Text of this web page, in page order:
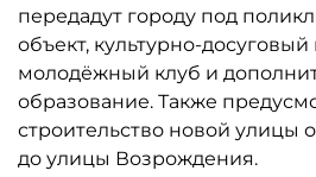
передадут городу под
объект, культурно-
молодёжный клуб и
образование. Также
строительство новой улицы
до улицы Возрождения.